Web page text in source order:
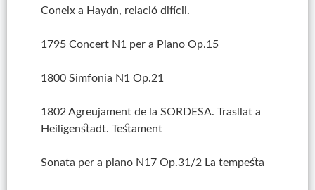
Coneix a Haydn, relació difícil.
1795 Concert N1 per a Piano Op.15
1800 Simfonia N1 Op.21
1802 Agreujament de la SORDESA. Trasllat a
Heiligenstadt. Testament
Sonata per a piano N17 Op.31/2 La tempesta